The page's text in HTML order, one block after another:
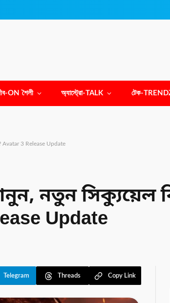
ON শৈলী অ্যাস্ট্রো-TALK টেক-
Avatar 3 Release Update
নতুন সিক্যুয়েল
Update
Telegram Threads Copy Link